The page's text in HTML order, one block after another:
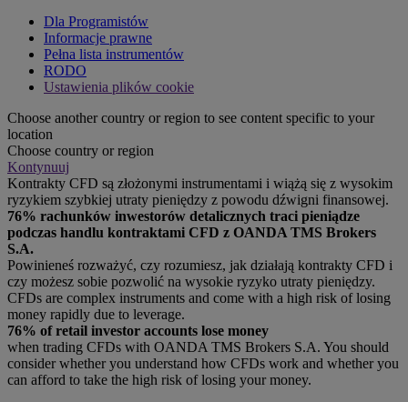
Dla Programistów
Informacje prawne
Pełna lista instrumentów
RODO
Ustawienia plików cookie
Choose another country or region to see content specific to your
location
Choose country or region
Kontynuuj
Kontrakty CFD są złożonymi instrumentami i wiążą się z wysokim
ryzykiem szybkiej utraty pieniędzy z powodu dźwigni finansowej.
76% rachunków inwestorów detalicznych traci pieniądze
podczas handlu kontraktami CFD z OANDA TMS Brokers
S.A.
Powinieneś rozważyć, czy rozumiesz, jak działają kontrakty CFD i
czy możesz sobie pozwolić na wysokie ryzyko utraty pieniędzy.
CFDs are complex instruments and come with a high risk of losing
money rapidly due to leverage.
76% of retail investor accounts lose money
when trading CFDs with OANDA TMS Brokers S.A. You should
consider whether you understand how CFDs work and whether you
can afford to take the high risk of losing your money.